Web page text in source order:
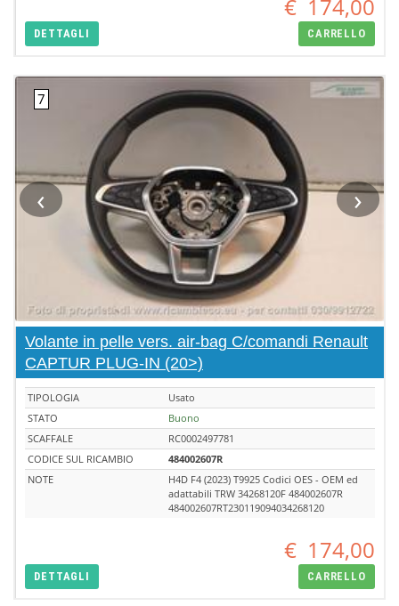
€ 174,00
DETTAGLI CARRELLO
‹ ›
Volante in pelle vers. air-bag C/comandi Renault
CAPTUR PLUG-IN (20>)
TIPOLOGIA
Usato
STATO
Buono
SCAFFALE
RC0002497781
CODICE SUL RICAMBIO
484002607R
NOTE
H4D F4 (2023) T9925 Codici OES - OEM ed
adattabili TRW 34268120F 484002607R
484002607RT230119094034268120
€ 174,00
DETTAGLI CARRELLO